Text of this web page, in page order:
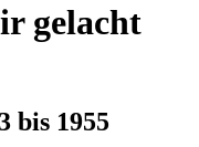
gelacht
bis 1955